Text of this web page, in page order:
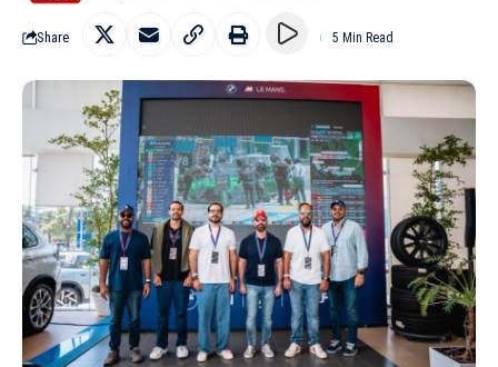
Share 5 Min Read